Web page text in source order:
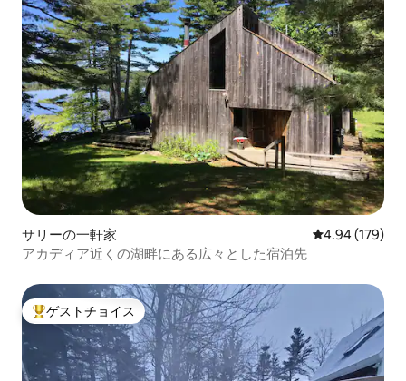
サリーの一軒家 レビュー179
4.94 (179)
アカディア近くの湖畔にある広々とした宿泊先
大好評のゲストチョイスです。
ゲストチョイス